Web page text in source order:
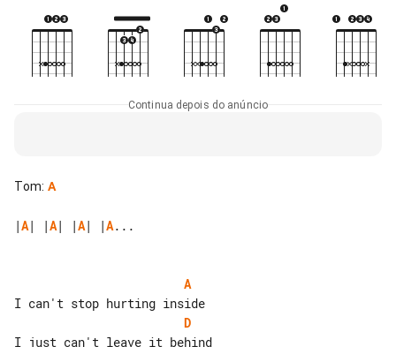
Continua depois do anúncio
Tom: A
|A| |A| |A| |A...
A
D